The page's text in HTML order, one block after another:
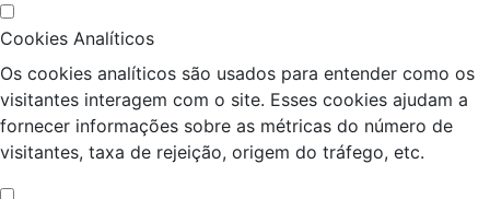
Cookies Analíticos
Os cookies analíticos são usados para entender como os
visitantes interagem com o site. Esses cookies ajudam a
fornecer informações sobre as métricas do número de
visitantes, taxa de rejeição, origem do tráfego, etc.